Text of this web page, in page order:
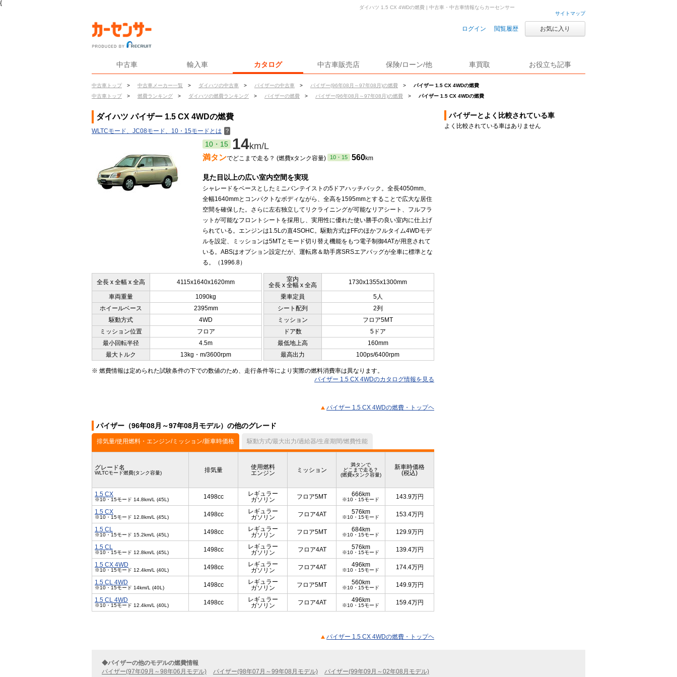
{
サイトマップ
ログイン 閲覧履歴 お気に入り
中古車 輸入車 カタログ 中古車販売店 保険/ローン/他 車買取 お役立ち記事
中古車トップ > 中古車メーカー一覧 > ダイハツの中古車 > パイザーの中古車 > パイザー(96年08月～97年08月)の燃費 >
パイザー 1.5 CX 4WDの燃費
中古車トップ
> 燃費ランキング > ダイハツの燃費ランキング > パイザーの燃費 > パイザー(96年08月～97年08月)の燃費 > パイザー 1.5 CX 4WDの燃費
ダイハツ 1.5 CX 4WDの燃費 | 中古車・中古車情報ならカーセンサー
ダイハツ パイザー 1.5 CX 4WDの燃費
WLTCモード、JC08モード、10・15モードとは ？
10・15 14km/L
満タンでどこまで走る？ (燃費xタンク容量) 10・15 560km
見た目以上の広い室内空間を実現
シャレードをベースとしたミニバンテイストの5ドアハッチバック。全長4050mm、
全幅1640mmとコンパクトなボディながら、全高を1595mmとすることで広大な居住
空間を確保した。さらに左右独立してリクライニングが可能なリアシート、フルフラ
ットが可能なフロントシートを採用し、実用性に優れた使い勝手の良い室内に仕上げ
られている。エンジンは1.5Lの直4SOHC。駆動方式はFFのほかフルタイム4WDモデ
ルを設定、ミッションは5MTとモード切り替え機能をもつ電子制御4ATが用意されて
いる。ABSはオプション設定だが、運転席＆助手席SRSエアバッグが全車に標準とな
る。（1996.8）
全長 x 全幅 x 全高 4115x1640x1620mm
室内
全長 x 全幅 x 全高
1730x1355x1300mm
車両重量 1090kg 乗車定員
5人
ホイールベース
2395mm シート配列
2列
駆動方式
4WD ミッション
フロア5MT
ミッション位置
フロア ドア数
5ドア
最小回転半径
4.5m 最低地上高
160mm
最大トルク
13kg・m/3600rpm 最高出力 100ps/6400rpm
※ 燃費情報は定められた試験条件の下での数値のため、走行条件等により実際の燃料消費率は異なります。
パイザー 1.5 CX 4WDのカタログ情報を見る
パイザー 1.5 CX 4WDの燃費・トップヘ
パイザー（96年08月～97年08月モデル）の他のグレード
排気量/使用燃料・エンジン/ミッション/新車時価格 駆動方式/最大出力/過給器/生産期間/燃費性能
グレード名
WLTCモード燃費(タンク容量) 排気量
使用燃料
エンジン
ミッション
満タンで
どこまで走る？
(燃費xタンク容量)
新車時価格
(税込)
1.5 CX
※10・15モード 14.8km/L (45L) 1498cc
レギュラー
ガソリン
フロア5MT 666km
※10・15モード 143.9万円
1.5 CX
※10・15モード 12.8km/L (45L) 1498cc
レギュラー
ガソリン
フロア4AT 576km
※10・15モード 153.4万円
1.5 CL
※10・15モード 15.2km/L (45L) 1498cc
レギュラー
ガソリン
フロア5MT 684km
※10・15モード 129.9万円
1.5 CL
※10・15モード 12.8km/L (45L) 1498cc
レギュラー
ガソリン
フロア4AT 576km
※10・15モード 139.4万円
1.5 CX 4WD
※10・15モード 12.4km/L (40L) 1498cc
レギュラー
ガソリン
フロア4AT 496km
※10・15モード 174.4万円
1.5 CL 4WD
※10・15モード 14km/L (40L) 1498cc
レギュラー
ガソリン
フロア5MT 560km
※10・15モード 149.9万円
1.5 CL 4WD
※10・15モード 12.4km/L (40L) 1498cc
レギュラー
ガソリン
フロア4AT 496km
※10・15モード 159.4万円
パイザー 1.5 CX 4WDの燃費・トップヘ
パイザーとよく比較されている車
よく比較されている車はありません
◆パイザーの他のモデルの燃費情報
パイザー(97年09月～98年06月モデル)
パイザー(98年07月～99年08月モデル) パイザー(99年09月～02年08月モデル)